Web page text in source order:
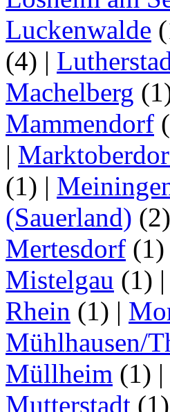
Luckenwalde
(4) |
Machelberg
Mammendorf
|
(1) |
(Sauerland) (2)
Mertesdorf (1)
Mistelgau (1) |
Rhein (1) |
Mühlhausen/
Müllheim (1) |
Mutterstadt (1)